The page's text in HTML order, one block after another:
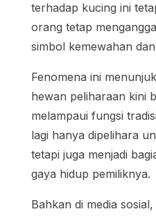
terhadap kucing ini
orang tetap
simbol kemewahan
Fenomena ini
hewan peliharaan kini
melampaui fungsi
lagi hanya dipelihara
tetapi juga menjadi
gaya hidup pemiliknya.
Bahkan di media